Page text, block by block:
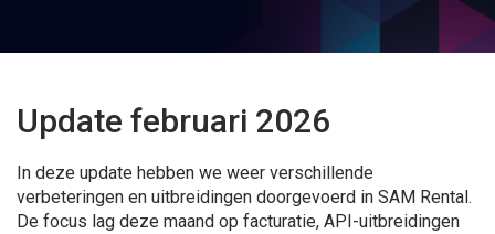
Update februari 2026
In deze update hebben we weer verschillende
verbeteringen en uitbreidingen doorgevoerd in SAM Rental.
De focus lag deze maand op facturatie, API-uitbreidingen